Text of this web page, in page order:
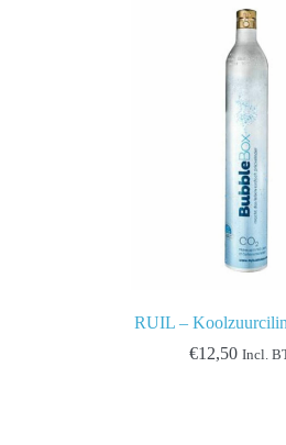
RUIL –
€12,50 Incl.